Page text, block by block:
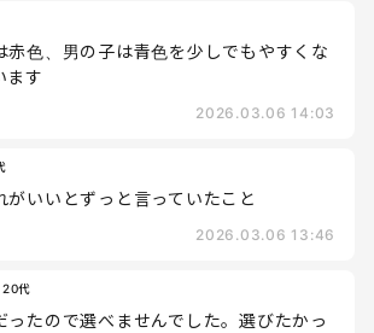
赤色、男の子は青色を少しでもやすくな
ます
2026.03.06 14:03
がいいとずっと言っていたこと
2026.03.06 13:46
20代
ったので選べませんでした。選びたかっ